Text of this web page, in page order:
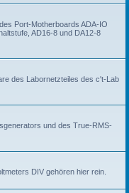
Port-Motherboards ADA-IO
AD16-8 und DA12-8
des Labornetzteiles des c't-Lab
und des True-RMS-
DIV gehören hier rein.